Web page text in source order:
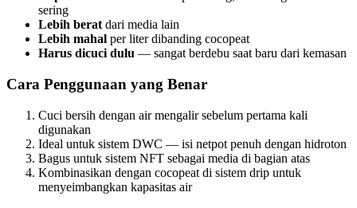
sering
Lebih beratdari media lain
Lebih mahal per liter dibanding cocopeat
Harus dicuci dulu — sangat berdebu saat baru dari kemasan
Cara Penggunaan yang Benar
Cuci bersih dengan air mengalir sebelum pertama kali
digunakan
Ideal untuk sistem DWC — isi netpot penuh dengan hidroton
Bagus untuk sistem NFT sebagai media di bagian atas
Kombinasikan dengan cocopeat di sistem drip untuk
menyeimbangkan kapasitas air